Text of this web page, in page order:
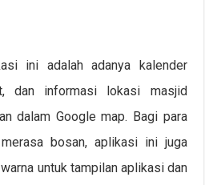
ini adalah adanya kalender
dan informasi lokasi masjid
dalam Google map. Bagi para
bosan, aplikasi ini juga
untuk tampilan aplikasi dan